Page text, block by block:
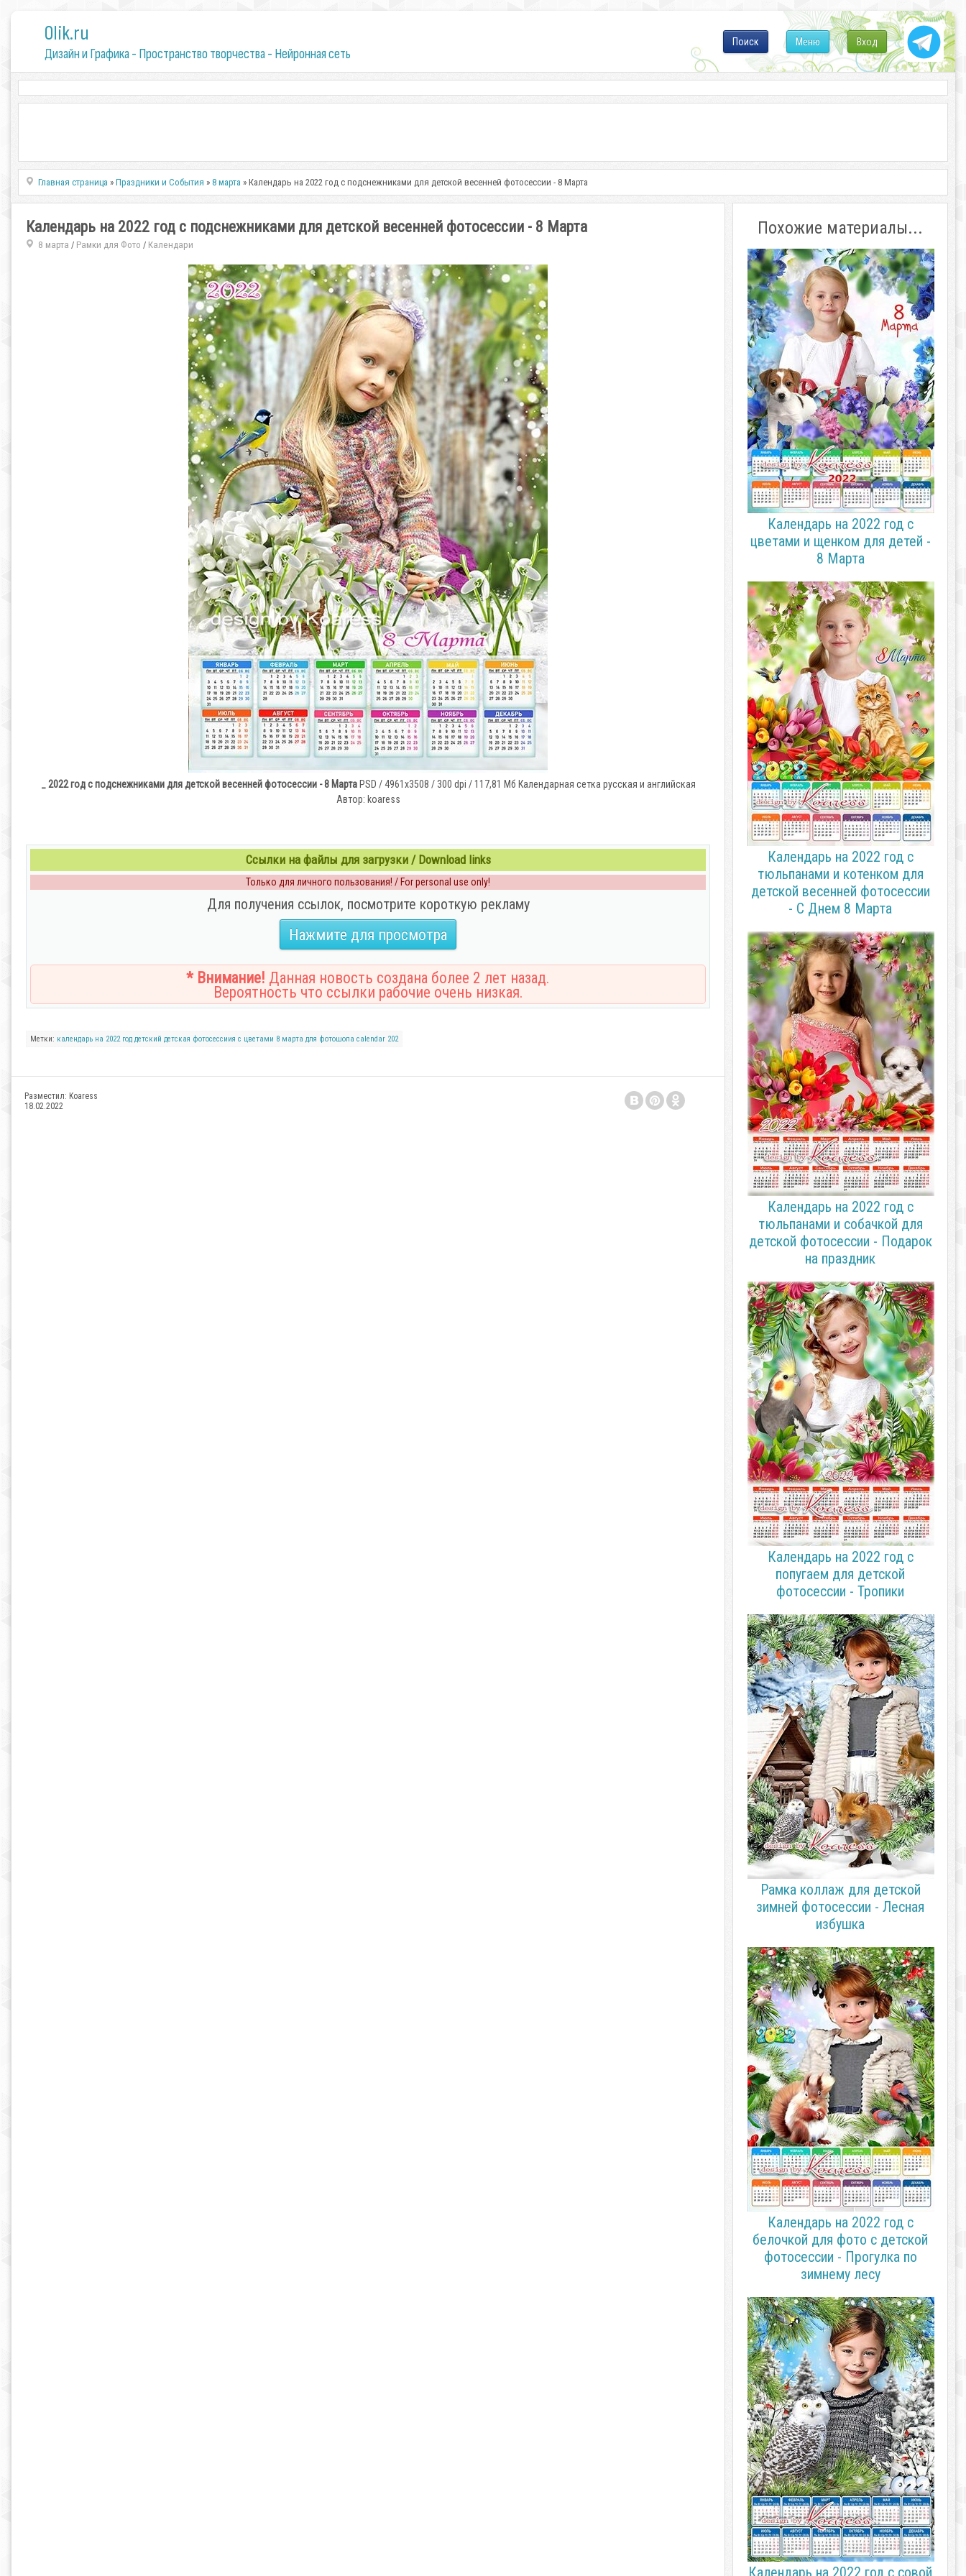
0lik.ru
Дизайн и Графика - Пространство творчества - Нейронная сеть
Вход
Меню
Поиск
Главная страница »Праздники и События »8 марта » Календарь на 2022 год с подснежниками для детской весенней фотосессии - 8 Марта
Календарь на 2022 год с подснежниками для детской весенней фотосессии - 8 Марта
8 марта / Рамки для Фото / Календари
_ 2022 год с подснежниками для детской весенней фотосессии - 8 МартаPSD / 4961x3508 / 300 dpi / 117,81 Мб Календарная сетка русская и английская
Автор: koaress
Ссылки на файлы для загрузки / Download links
Только для личного пользования! / For personal use only!
Для получения ссылок, посмотрите короткую рекламу
Нажмите для просмотра
* Внимание! Данная новость создана более 2 лет назад.
Вероятность что ссылки рабочие очень низкая.
Метки: календарь на 2022 год детский детская фотосессиия с цветами 8 марта для фотошопа calendar 202
Разместил: Koaress
18.02.2022
Похожие материалы...
Календарь на 2022 год с
цветами и щенком для детей -
8 Марта
Календарь на 2022 год с
тюльпанами и котенком для
детской весенней фотосессии
- С Днем 8 Марта
Календарь на 2022 год с
тюльпанами и собачкой для
детской фотосессии - Подарок
на праздник
Календарь на 2022 год с
попугаем для детской
фотосессии - Тропики
Рамка коллаж для детской
зимней фотосессии - Лесная
избушка
Календарь на 2022 год с
белочкой для фото с детской
фотосессии - Прогулка по
зимнему лесу
Календарь на 2022 год с совой